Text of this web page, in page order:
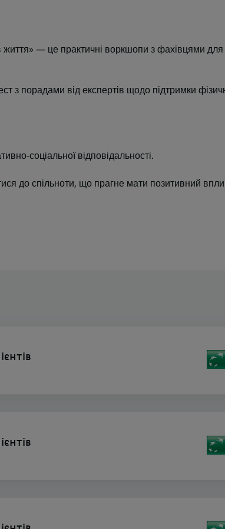
— це практичні воркшопи з фахівцями для
порадами від експертів щодо підтримки
соціальної відповідальності.
до спільноти, що прагне мати позитивний